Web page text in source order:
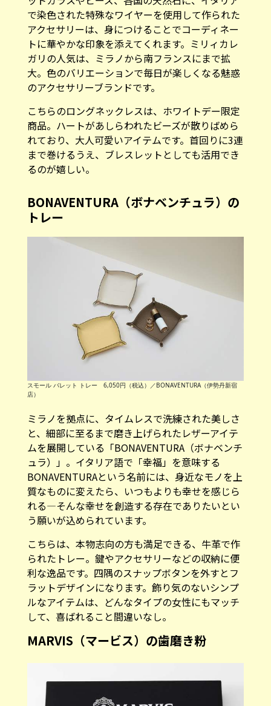
で染色された特殊なワイヤーを使用して作られた
アクセサリーは、身につけることでコーディネー
トに華やかな印象を添えてくれます。ミリィカレ
ガリの人気は、ミラノから南フランスにまで拡
大。色のバリエーションで毎日が楽しくなる魅惑
のアクセサリーブランドです。
こちらのロングネックレスは、ホワイトデー限定
商品。ハートがあしらわれたビーズが散りばめら
れており、大人可愛いアイテムです。首回りに3連
まで巻けるうえ、ブレスレットとしても活用でき
るのが嬉しい。
BONAVENTURA（ボナベンチュラ）の
トレー
スモール バレット トレー 6,050円（税込）／BONAVENTURA（伊勢丹新宿
店）
ミラノを拠点に、タイムレスで洗練された美しさ
と、細部に至るまで磨き上げられたレザーアイテ
ムを展開している「BONAVENTURA（ボナベンチ
ュラ）」。イタリア語で「幸福」を意味する
BONAVENTURAという名前には、身近なモノを上
質なものに変えたら、いつもよりも幸せを感じら
れる―そんな幸せを創造する存在でありたいとい
う願いが込められています。
こちらは、本物志向の方も満足できる、牛革で作
られたトレー。鍵やアクセサリーなどの収納に便
利な逸品です。四隅のスナップボタンを外すとフ
ラットデザインになります。飾り気のないシンプ
ルなアイテムは、どんなタイプの女性にもマッチ
して、喜ばれること間違いなし。
MARVIS（マービス）の歯磨き粉